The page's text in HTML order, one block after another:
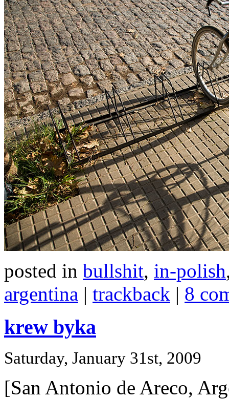
posted in bullshit, in-polish
argentina | trackback | 8
krew byka
Saturday, January 31st, 2009
[San Antonio de Areco,